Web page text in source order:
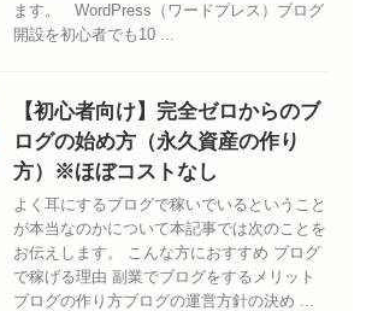
ます。 WordPress（ワードプレス）ブログ
開設を初心者でも10 ...
【初心者向け】完全ゼロからのブ
ログの始め方（永久資産の作り
方）※ほぼコストなし
よく耳にするブログで稼いでいるということ
が本当なのかについて本記事では次のことを
お伝えします。 こんな方におすすめ ブログ
で稼げる理由 副業でブログをするメリット
ブログの作り方ブログの運営方針の決め ...